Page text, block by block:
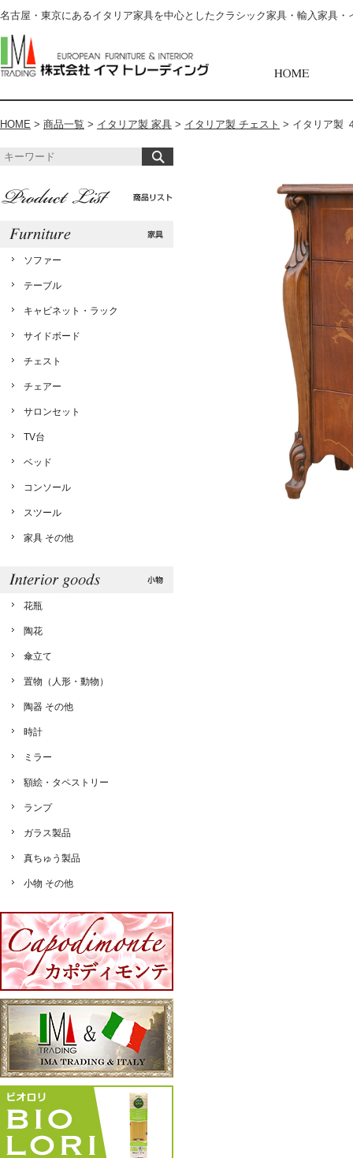
名古屋・東京にあるイタリア家具を中心としたクラシック家具・輸入家具
HOME > 商品一覧 > イタリア製 家具 > イタリア製 チェスト > イタリア製
ソファー
テーブル
キャビネット・ラック
サイドボード
チェスト
チェアー
サロンセット
TV台
ベッド
コンソール
スツール
家具 その他
花瓶
陶花
傘立て
置物（人形・動物）
陶器 その他
時計
ミラー
額絵・タペストリー
ランプ
ガラス製品
真ちゅう製品
小物 その他